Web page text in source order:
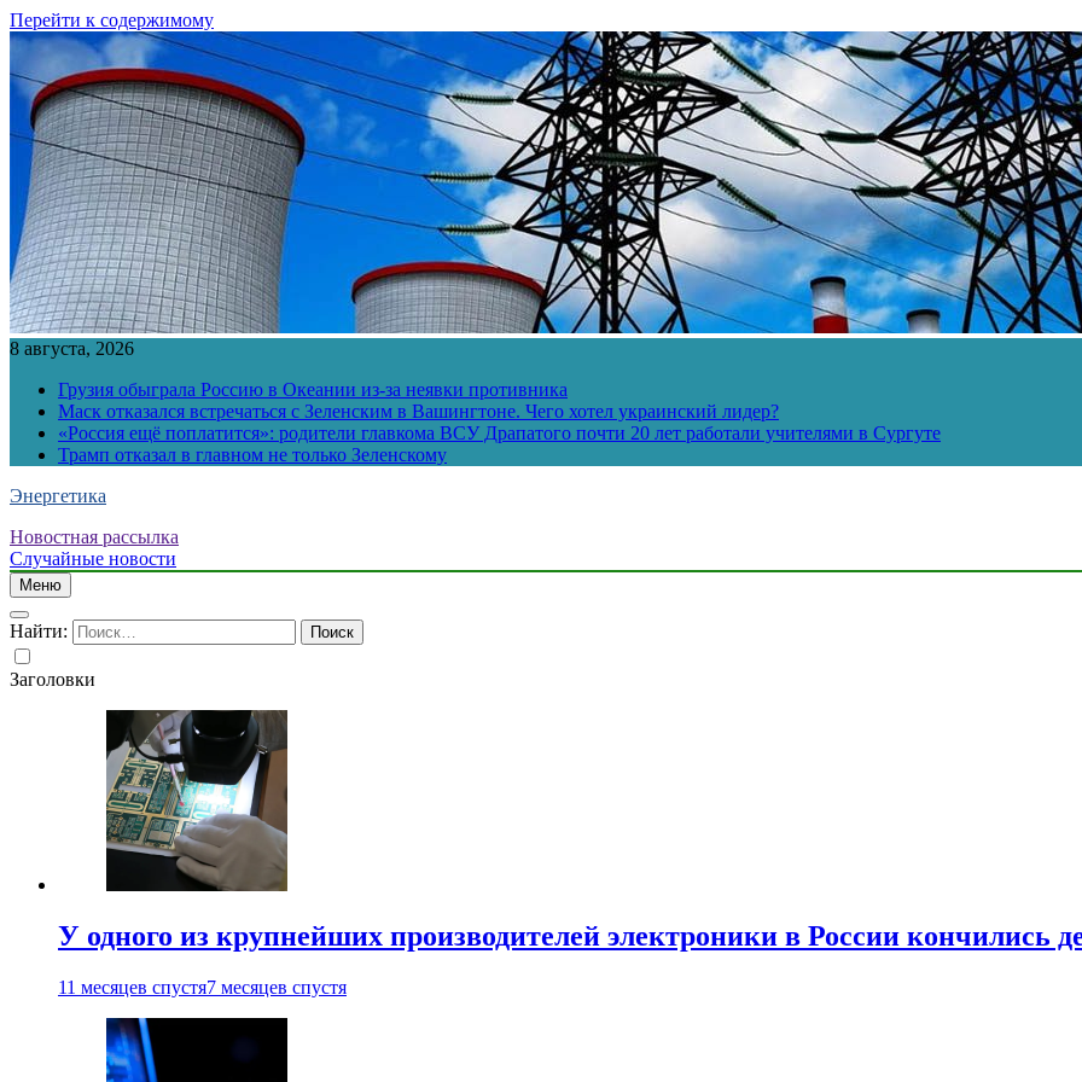
Перейти к содержимому
8 августа, 2026
Грузия обыграла Россию в Океании из-за неявки противника
Маск отказался встречаться с Зеленским в Вашингтоне. Чего хотел украинский лидер?
«Россия ещё поплатится»: родители главкома ВСУ Драпатого почти 20 лет работали учителями в Сургуте
Трамп отказал в главном не только Зеленскому
Энергетика
Новостная рассылка
Случайные новости
Меню
Найти:
Заголовки
У одного из крупнейших производителей электроники в России кончились
11 месяцев спустя7 месяцев спустя